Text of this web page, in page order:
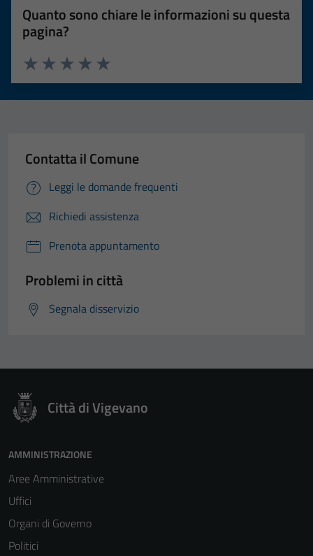
Quanto sono chiare le informazioni su questa
pagina?
Valuta 5 stelle su 5
Valuta 4 stelle su 5
Valuta 3 stelle su 5
Valuta 2 stelle su 5
Valuta 1 stelle su 5
Contatta il Comune
Leggi le domande frequenti
Richiedi assistenza
Prenota appuntamento
Problemi in città
Segnala disservizio
Città di Vigevano
AMMINISTRAZIONE
Aree Amministrative
Uffici
Organi di Governo
Politici